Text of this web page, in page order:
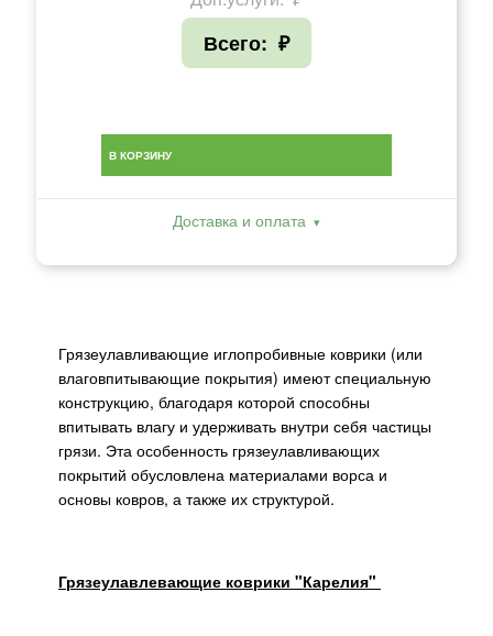
Всего: ₽
В КОРЗИНУ
Доставка и оплата
Грязеулавливающие иглопробивные коврики (или
влаговпитывающие покрытия) имеют специальную
конструкцию, благодаря которой способны
впитывать влагу и удерживать внутри себя частицы
грязи. Эта особенность грязеулавливающих
покрытий обусловлена материалами ворса и
основы ковров, а также их структурой.
Грязеулавлевающие коврики "Карелия"